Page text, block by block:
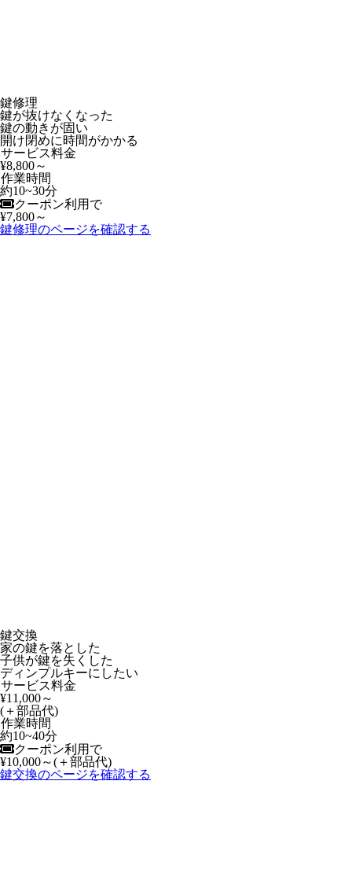
鍵修理
鍵が抜けなくなった
鍵の動きが固い
開け閉めに時間がかかる
サービス料金
¥8,800～
作業時間
約10~30分
クーポン利用で
¥7,800～
鍵修理のページを確認する
鍵交換
家の鍵を落とした
子供が鍵を失くした
ディンプルキーにしたい
サービス料金
¥11,000～
(＋部品代)
作業時間
約10~40分
クーポン利用で
¥10,000～(＋部品代)
鍵交換のページを確認する